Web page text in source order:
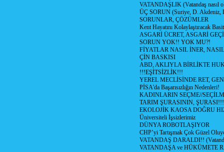
VATANDAŞLIK (Vatandaş nasıl
ÜÇ SORUN (Suriye, D. Akdeniz,
SORUNLAR, ÇÖZÜMLER
Kent Hayatını Kolaylaştıracak
ASGARİ ÜCRET, ASGARİ
SORUN YOK!! YOK MU?!
FİYATLAR NASIL İNER,
ÇİN BASKISI
ABD, AKLIYLA BİRLİKTE
!!!EŞİTSİZLİK!!!
YEREL MECLİSİNDE RET,
PİSA'da Başarısızlığın Nedenleri!
KADINLARIN SEÇME//
TARIM ŞURASININ, ŞURASI!!!
EKOLOJİK KAOSA DOĞRU
Üniversiteli İşsizlerimiz
DÜNYA ROBOTLAŞIYOR
CHP’yi Tartışmak Çok Güzel
VATANDAŞ DARALDI!!
VATANDAŞA ve HÜKÜMETE